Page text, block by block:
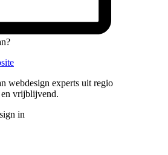
webdesign experts uit regio
en vrijblijvend.
in